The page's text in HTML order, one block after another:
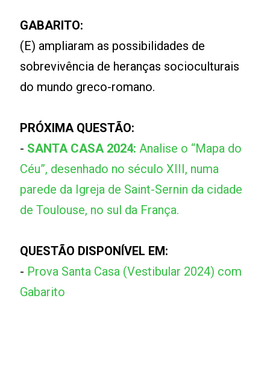
GABARITO:
(E) ampliaram as possibilidades de
sobrevivência de heranças socioculturais
do mundo greco-romano.
PRÓXIMA QUESTÃO:
- SANTA CASA 2024:Analise o “Mapa do
Céu”, desenhado no século XIII, numa
parede da Igreja de Saint-Sernin da cidade
de Toulouse, no sul da França.
QUESTÃO DISPONÍVEL EM:
- Prova Santa Casa (Vestibular 2024) com
Gabarito